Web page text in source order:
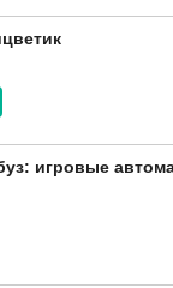
игровые